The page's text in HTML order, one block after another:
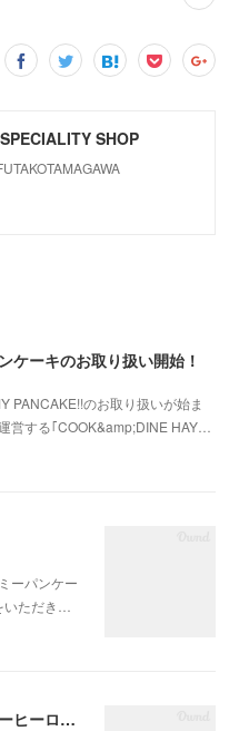
SHOP
ケーキのお取り扱い開始！
PANCAKE!!のお取り扱いが始ま
営する｢COOK&amp;DINE HAY…
ーパンケー
ただき…
［TOPICS］「ウッドベリーコーヒーロースターズ」で取り扱いスタート